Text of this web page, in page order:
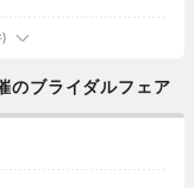
ブライダルフェア